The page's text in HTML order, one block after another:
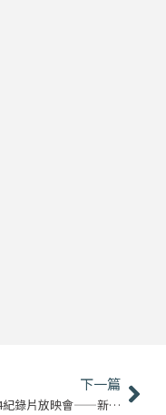
下一篇
2024紀錄片放映會——新北站
下